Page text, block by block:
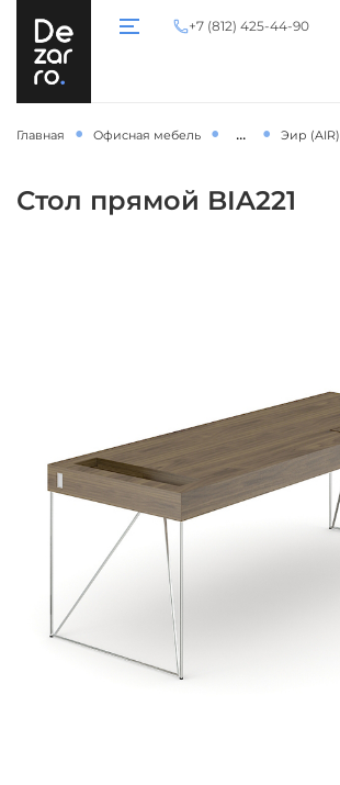
+7 (812) 425-44-90
Главная Офисная мебель ... Эир (AIR)
Стол прямой BIA221